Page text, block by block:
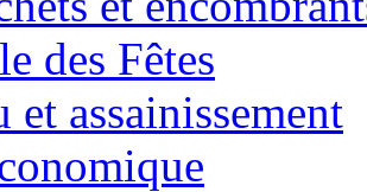
des Fêtes
et assainissement